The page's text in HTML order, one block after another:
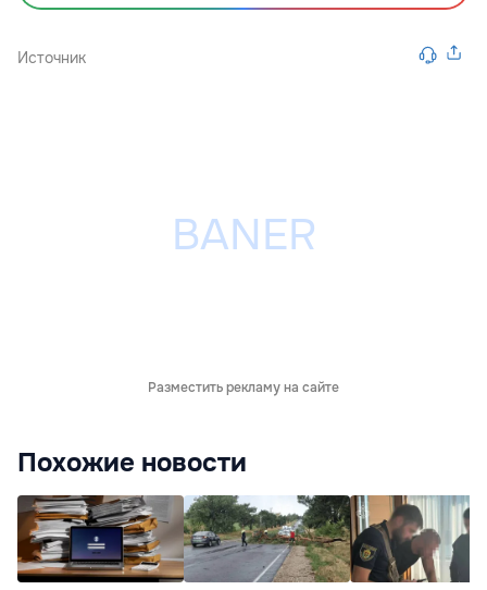
Источник
Разместить рекламу на сайте
Похожие новости